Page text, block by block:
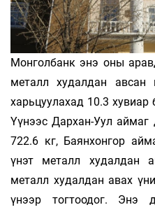
Монголбанк энэ оны
металл худалдан
харьцуулахад 10.3
Үүнээс Дархан-Уул
722.6 кг, Баянхонгор
үнэт металл худалдан
металл худалдан авах
үнээр тогтоодог. Энэ